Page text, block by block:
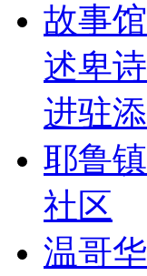
故事
述卑
进驻
耶鲁
社区
温哥